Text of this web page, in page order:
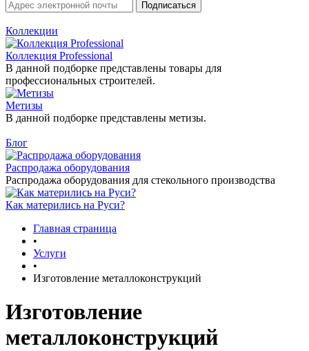
Коллекции
Коллекция Professional
В данной подборке представлены товары для
профессиональных строителей.
Метизы
В данной подборке представлены метизы.
Блог
Распродажа оборудования
Распродажа оборудования для стекольного производства
Как матерились на Руси?
Главная страница
•
Услуги
•
Изготовление металлоконструкций
Изготовление
металлоконструкций